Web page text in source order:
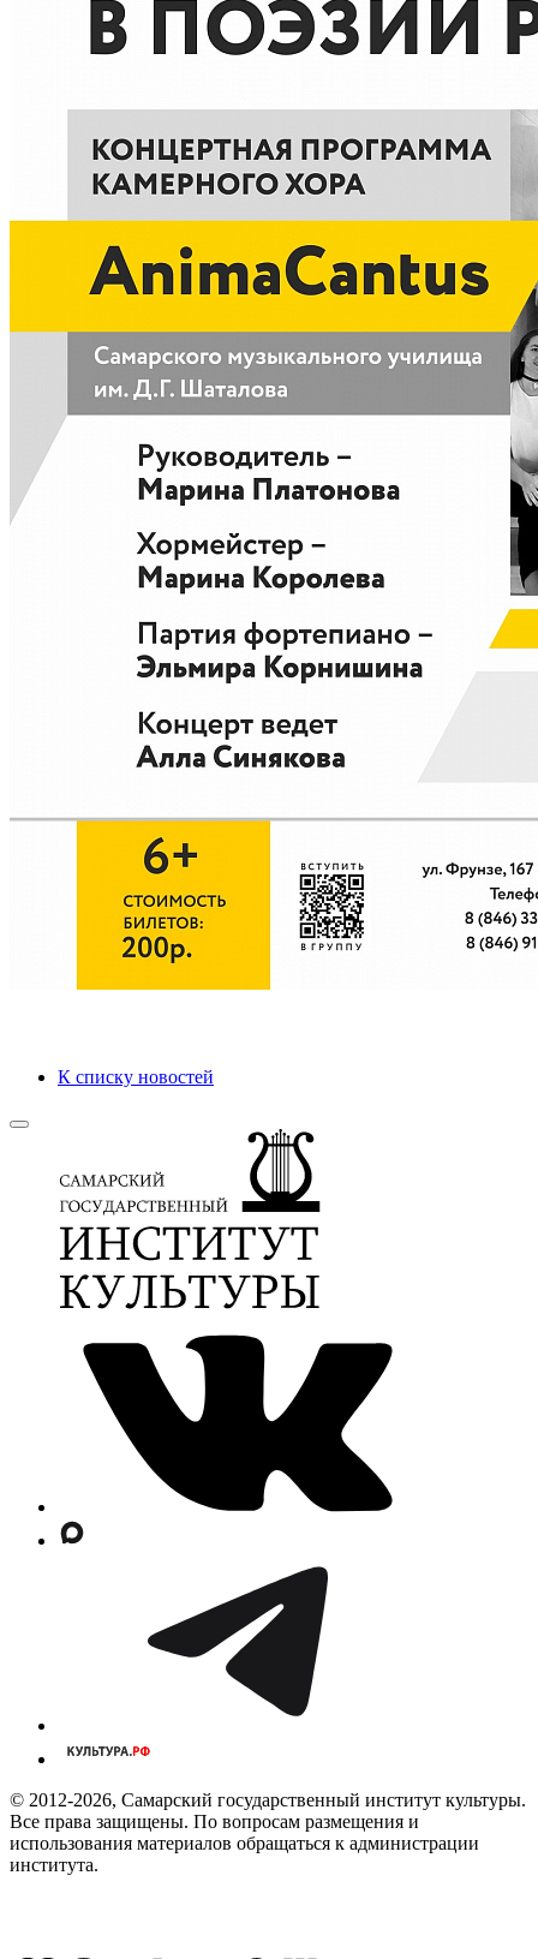
К списку новостей
© 2012-2026, Самарский государственный институт культуры.
Все права защищены. По вопросам размещения и
использования материалов обращаться к администрации
института.